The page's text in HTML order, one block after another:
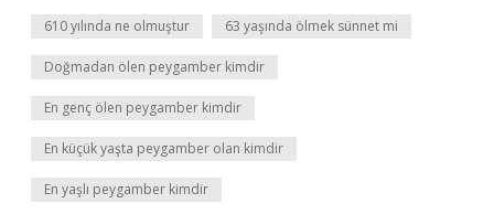
610 yılında ne olmuştur 63 yaşında ölmek sünnet mi
Doğmadan ölen peygamber kimdir
En genç ölen peygamber kimdir
En küçük yaşta peygamber olan kimdir
En yaşlı peygamber kimdir